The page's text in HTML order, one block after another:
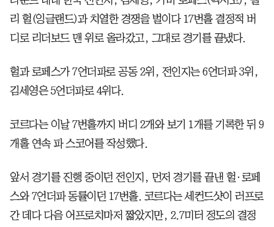
리 헐(잉글랜드)과 치열한 경쟁을 벌이다 17번홀 결정적 버
디로 리더보드 맨 위로 올라갔고, 그대로 경기를 끝냈다.
헐과 로페스가 7언더파로 공동 2위, 전인지는 6언더파 3위,
김세영은 5언더파로 4위다.
코르다는 이날 7번홀까지 버디 2개와 보기 1개를 기록한 뒤 9
개홀 연속 파 스코어를 작성했다.
앞서 경기를 진행 중이던 전인지, 먼저 경기를 끝낸 헐·로페
스와 7언더파 동률이던 17번홀. 코르다는 세컨드샷이 러프로
간 데다 다음 어프로치마저 짧았지만, 2.7미터 정도의 결정